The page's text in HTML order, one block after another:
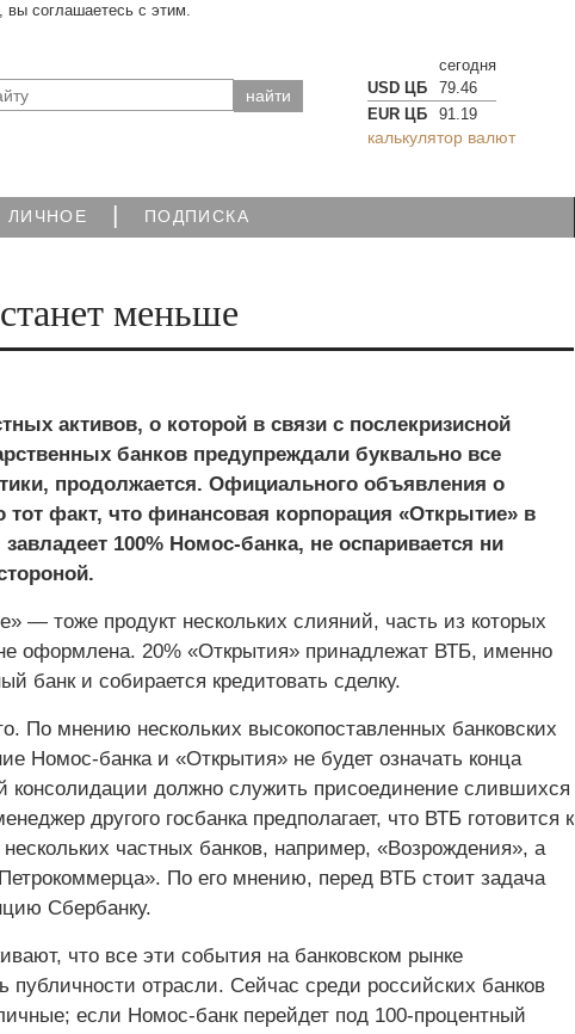
вы соглашаетесь с этим.
сегодня
USD ЦБ
79.46
EUR ЦБ
91.19
калькулятор валют
ЛИЧНОЕ | ПОДПИСКА
меньше
активов, о которой в связи с послекризисной
банков предупреждали буквально все
продолжается. Официального объявления о
тот факт, что финансовая корпорация «Открытие» в
100% Номос-банка, не оспаривается ни
— тоже продукт нескольких слияний, часть из которых
оформлена. 20% «Открытия» принадлежат ВТБ, именно
банк и собирается кредитовать сделку.
По мнению нескольких высокопоставленных банковских
Номос-банка и «Открытия» не будет означать конца
консолидации должно служить присоединение слившихся
другого госбанка предполагает, что ВТБ готовится к
частных банков, например, «Возрождения», а
По его мнению, перед ВТБ стоит задача
Сбербанку.
что все эти события на банковском рынке
пуб­личности отрасли. Сейчас среди российских банков
если Номос-банк перейдет под 100-процентный